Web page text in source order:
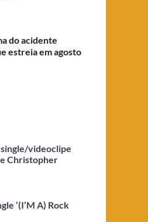
do acidente
estreia em agosto
videoclipe
Christopher
‘(I’M A) Rock